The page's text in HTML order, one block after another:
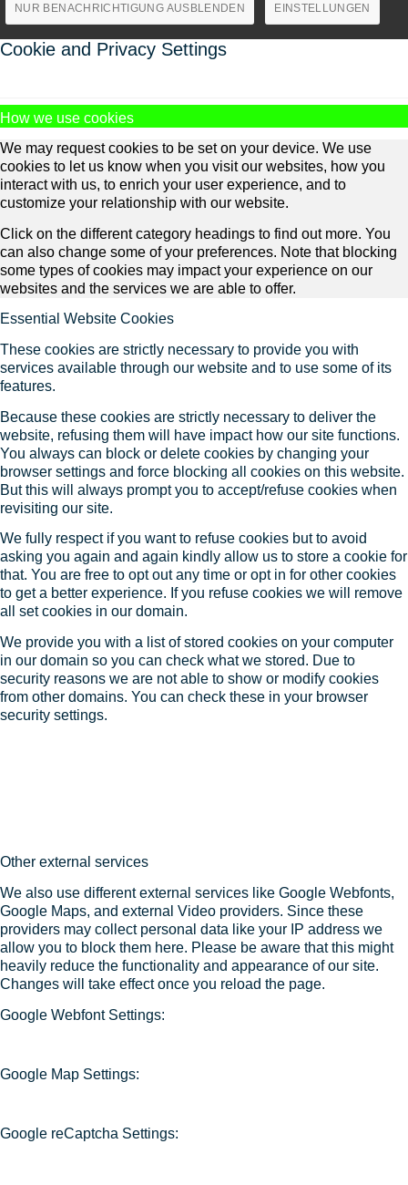
NUR BENACHRICHTIGUNG AUSBLENDEN EINSTELLUNGEN
Cookie and Privacy Settings
How we use cookies
We may request cookies to be set on your device. We use
cookies to let us know when you visit our websites, how you
interact with us, to enrich your user experience, and to
customize your relationship with our website.
Click on the different category headings to find out more. You
can also change some of your preferences. Note that blocking
some types of cookies may impact your experience on our
websites and the services we are able to offer.
Essential Website Cookies
These cookies are strictly necessary to provide you with
services available through our website and to use some of its
features.
Because these cookies are strictly necessary to deliver the
website, refusing them will have impact how our site functions.
You always can block or delete cookies by changing your
browser settings and force blocking all cookies on this website.
But this will always prompt you to accept/refuse cookies when
revisiting our site.
We fully respect if you want to refuse cookies but to avoid
asking you again and again kindly allow us to store a cookie for
that. You are free to opt out any time or opt in for other cookies
to get a better experience. If you refuse cookies we will remove
all set cookies in our domain.
We provide you with a list of stored cookies on your computer
in our domain so you can check what we stored. Due to
security reasons we are not able to show or modify cookies
from other domains. You can check these in your browser
security settings.
Other external services
We also use different external services like Google Webfonts,
Google Maps, and external Video providers. Since these
providers may collect personal data like your IP address we
allow you to block them here. Please be aware that this might
heavily reduce the functionality and appearance of our site.
Changes will take effect once you reload the page.
Google Webfont Settings:
Google Map Settings:
Google reCaptcha Settings: